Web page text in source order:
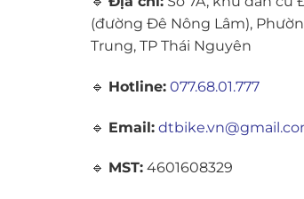
(đường Đê Nông Lâm),
Trung, TP Thái Nguyên
🔹 Hotline: 077.68.01.777
🔹 Email:
🔹 MST: 4601608329